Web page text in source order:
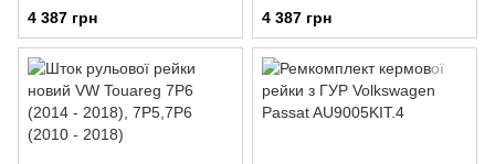
4 387 грн
2016)
4 387 грн